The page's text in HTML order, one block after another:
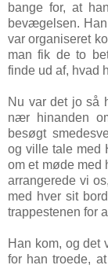
bange for, at
bevægelsen.
var organiseret
man fik de to
finde ud af, hvad
Nu var det jo så
nær hinanden
besøgt
og ville tale med
om et møde med
arrangerede vi
med hver sit
trappestenen for
Han kom, og det
for han troede,